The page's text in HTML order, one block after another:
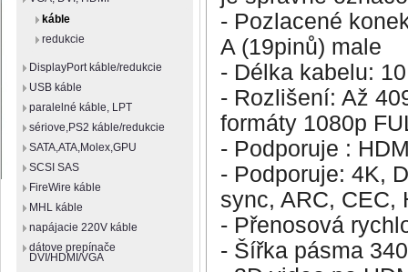
káble
redukcie
DisplayPort káble/redukcie
USB káble
paralelné káble, LPT
sériove,PS2 káble/redukcie
SATA,ATA,Molex,GPU
SCSI SAS
FireWire káble
MHL káble
napájacie 220V káble
dátove prepínače
DVI/HDMI/VGA
- Pozlacené
A (19pinů) male
- Délka kabelu:
- Rozlišení: Až
formáty 1080p
- Podporuje :
- Podporuje: 4K,
sync, ARC, CEC,
- Přenosová
- Šířka pásma